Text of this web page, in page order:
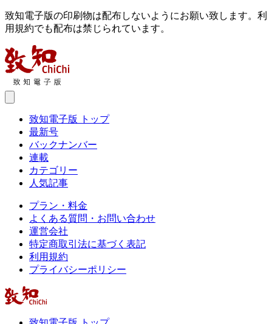
致知電子版の印刷物は配布しないようにお願い致します。利
用規約でも配布は禁じられています。
致知電子版 トップ
最新号
バックナンバー
連載
カテゴリー
人気記事
プラン・料金
よくある質問・お問い合わせ
運営会社
特定商取引法に基づく表記
利用規約
プライバシーポリシー